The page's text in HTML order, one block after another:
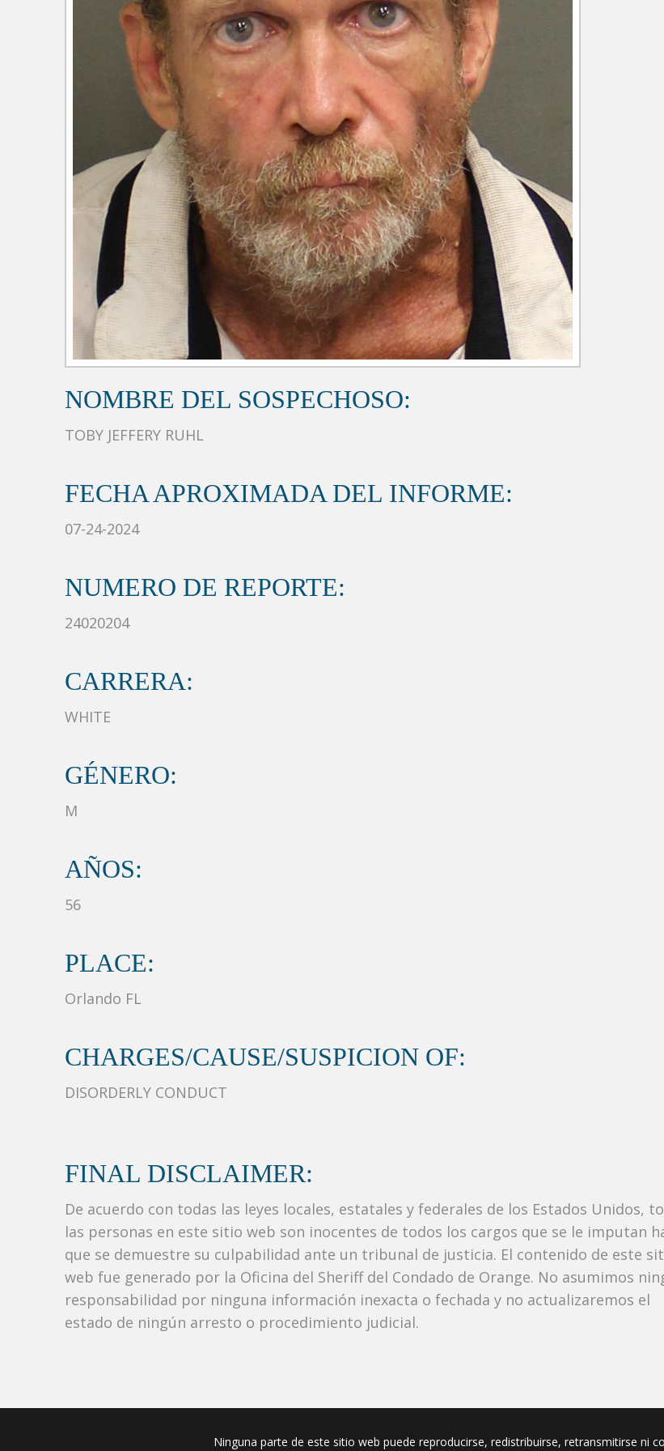
NOMBRE DEL SOSPECHOSO:
TOBY JEFFERY RUHL
FECHA APROXIMADA DEL INFORME:
07-24-2024
NUMERO DE REPORTE:
24020204
CARRERA:
WHITE
GÉNERO:
M
AÑOS:
56
PLACE:
Orlando FL
CHARGES/CAUSE/SUSPICION OF:
DISORDERLY CONDUCT
FINAL DISCLAIMER:
De acuerdo con todas las leyes locales, estatales y federales de los Estados Unidos,
las personas en este sitio web son inocentes de todos los cargos que se le imputan
que se demuestre su culpabilidad ante un tribunal de justicia. El contenido de este
web fue generado por la Oficina del Sheriff del Condado de Orange. No asumimos
responsabilidad por ninguna información inexacta o fechada y no actualizaremos el
estado de ningún arresto o procedimiento judicial.
Ninguna parte de este sitio web puede reproducirse, redistribuirse, retransmitirse ni